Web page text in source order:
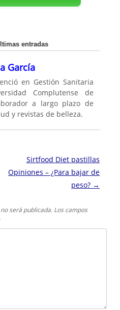
entradas
García
en Gestión Sanitaria
Complutense de
a largo plazo de
y revistas de belleza.
Sirtfood Diet pastillas
Opiniones – ¿Para bajar de
peso? →
será publicada. Los campos